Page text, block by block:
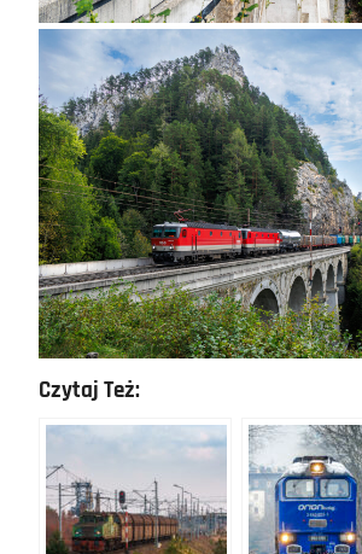
Czytaj Też: